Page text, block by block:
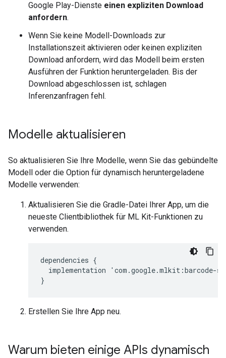
Google Play-Dienste einen expliziten Download
anfordern.
Wenn Sie keine Modell-Downloads zur
Installationszeit aktivieren oder keinen expliziten
Download anfordern, wird das Modell beim ersten
Ausführen der Funktion heruntergeladen. Bis der
Download abgeschlossen ist, schlagen
Inferenzanfragen fehl.
Modelle aktualisieren
So aktualisieren Sie Ihre Modelle, wenn Sie das gebündelte
Modell oder die Option für dynamisch heruntergeladene
Modelle verwenden:
Aktualisieren Sie die Gradle-Datei Ihrer App, um die
neueste Clientbibliothek für ML Kit-Funktionen zu
verwenden.
dependencies {
implementation
' com .google.mlkit :barcode-
}
Erstellen Sie Ihre App neu.
Warum bieten einige APIs dynamisch